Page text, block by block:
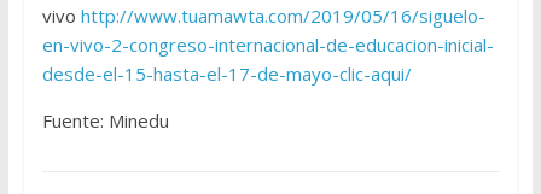
vivo http://www.tuamawta.com/2019/05/16/siguelo-
en-vivo-2-congreso-internacional-de-educacion-inicial-
desde-el-15-hasta-el-17-de-mayo-clic-aqui/
Fuente: Minedu